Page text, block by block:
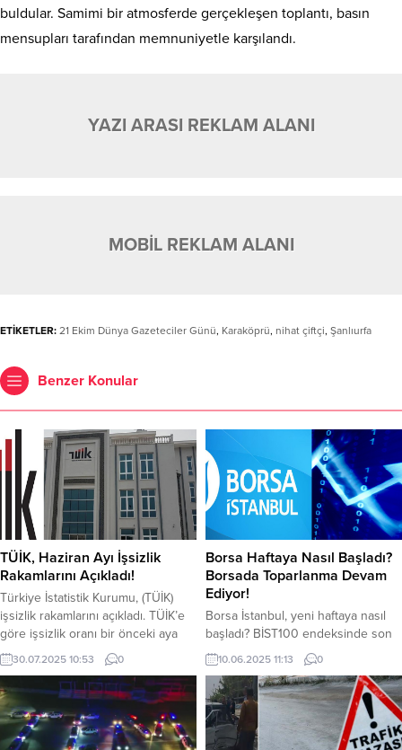
buldular. Samimi bir atmosferde gerçekleşen toplantı, basın
mensupları tarafından memnuniyetle karşılandı.
YAZI ARASI REKLAM ALANI
MOBİL REKLAM ALANI
ETİKETLER: 21 Ekim Dünya Gazeteciler Günü, Karaköprü, nihat çiftçi, Şanlıurfa
Benzer Konular
TÜİK, Haziran Ayı İşsizlik
Rakamlarını Açıkladı!
Türkiye İstatistik Kurumu, (TÜİK)
işsizlik rakamlarını açıkladı. TÜİK’e
göre işsizlik oranı bir önceki aya
göre 0,2 puan artarak yüzde 8.6
seviyesine yükseldi. TÜİK’e göre
işsiz sayısı 52 bin kişi artarak 3
Milyon 47 bin kişiye ulaştı.
Erkeklerde istihdam oranı yüzde 7.1
iken kadınlarda ise bu oran yüzde
30.07.2025 10:53 0
Borsa Haftaya Nasıl Başladı?
Borsada Toparlanma Devam
Ediyor!
Borsa İstanbul, yeni haftaya nasıl
başladı? BİST100 endeksinde son
durum nedir? BİST30 kaç puandan
işlem görüyor? işte detaylar…
Ticaret savaşlarının etkisiyle
borsalarda sert düşüşler olmuştu.
ABD-ÇİN ticaret görüşmelerinin
Londra’da başlamasıyla birlikte
10.06.2025 11:13 0